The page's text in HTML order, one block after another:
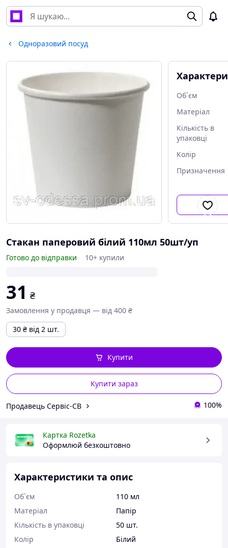
Одноразовий посуд
Об`єм
Матеріал
Кількість в
упаковці
Колір
Призначення
Стакан паперовий білий 110мл 50шт/уп
Готово до відправки 10+ купили
31 ₴
Замовлення у продавця — від 400 ₴
30 ₴ від 2 шт.
Купити зараз
Купити
Продавець Сервіс-СВ 100%
Картка Rozetka
Оформлюй безкоштовно
Характеристики та опис
Об`єм
110 мл
Матеріал
Папір
Кількість в упаковці
50 шт.
Колір
Білий